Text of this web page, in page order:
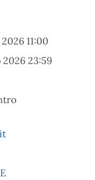
11:00
23:59